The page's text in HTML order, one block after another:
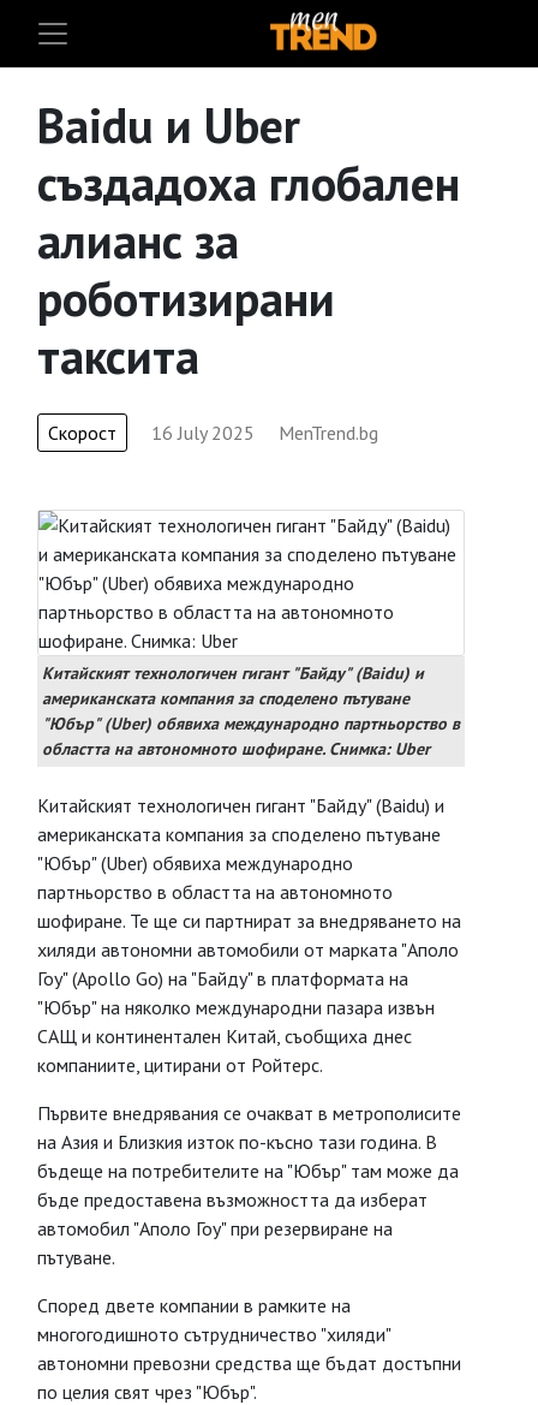
Baidu и Uber
създадоха глобален
алианс за
роботизирани
таксита
Скорост 16 July 2025 MenTrend.bg
Китайският технологичен гигант "Байду" (Baidu) и
американската компания за споделено пътуване
"Юбър" (Uber) обявиха международно партньорство в
областта на автономното шофиране. Снимка: Uber
Китайският технологичен гигант "Байду" (Baidu) и
американската компания за споделено пътуване
"Юбър" (Uber) обявиха международно
партньорство в областта на автономното
шофиране. Те ще си партнират за внедряването на
хиляди автономни автомобили от марката "Аполо
Гоу" (Apollo Go) на "Байду" в платформата на
"Юбър" на няколко международни пазара извън
САЩ и континентален Китай, съобщиха днес
компаниите, цитирани от Ройтерс.
Първите внедрявания се очакват в метрополисите
на Азия и Близкия изток по-късно тази година. В
бъдеще на потребителите на "Юбър" там може да
бъде предоставена възможността да изберат
автомобил "Аполо Гоу" при резервиране на
пътуване.
Според двете компании в рамките на
многогодишното сътрудничество "хиляди"
автономни превозни средства ще бъдат достъпни
по целия свят чрез "Юбър".